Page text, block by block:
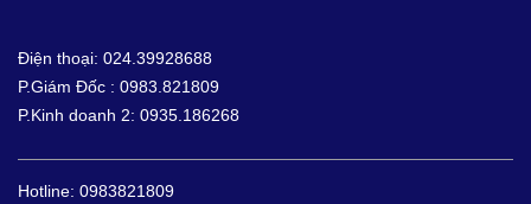
Điện thoại: 024.39928688
P.Giám Đốc : 0983.821809
P.Kinh doanh 2: 0935.186268
Hotline: 0983821809